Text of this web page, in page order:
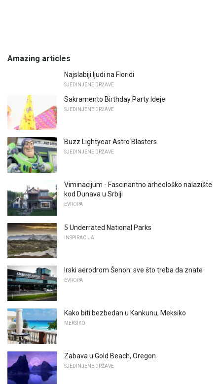
Amazing articles
Najslabiji ljudi na Floridi
SJEDINJENE DRŽAVE
Sakramento Birthday Party Ideje
SJEDINJENE DRŽAVE
Buzz Lightyear Astro Blasters
SJEDINJENE DRŽAVE
Viminacijum - Fascinantno arheološko nalazište
kod Dunava u Srbiji
EVROPA
5 Underrated National Parks
INSPIRACIJA
Irski aerodrom Šenon: sve što treba da znate
EVROPA
Kako biti bezbedan u Kankunu, Meksiko
MEKSIKO
Zabava u Gold Beach, Oregon
SJEDINJENE DRŽAVE